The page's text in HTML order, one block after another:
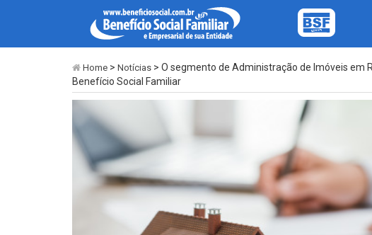
Home > Notícias > O segmento de Administração de Imóveis em
Benefício Social Familiar